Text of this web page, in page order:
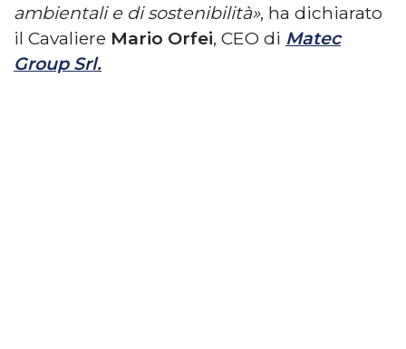
ambientali e di sostenibilità», ha dichiarato
il Cavaliere Mario Orfei, CEO di Matec
Group Srl.